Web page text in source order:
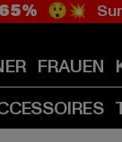
😲💥
FRAUEN